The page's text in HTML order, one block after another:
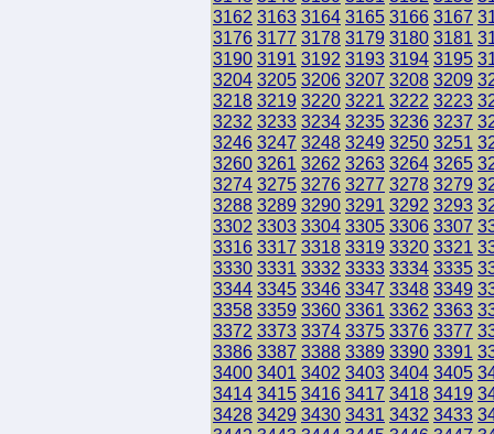
3162 3163 3164 3165 3166 3167
3176 3177 3178 3179 3180 3181
3190 3191 3192 3193 3194 3195
3204 3205 3206 3207 3208 3209
3218 3219 3220 3221 3222 3223
3232 3233 3234 3235 3236 3237
3246 3247 3248 3249 3250 3251
3260 3261 3262 3263 3264 3265
3274 3275 3276 3277 3278 3279
3288 3289 3290 3291 3292 3293
3302 3303 3304 3305 3306 3307
3316 3317 3318 3319 3320 3321
3330 3331 3332 3333 3334 3335
3344 3345 3346 3347 3348 3349
3358 3359 3360 3361 3362 3363
3372 3373 3374 3375 3376 3377
3386 3387 3388 3389 3390 3391
3400 3401 3402 3403 3404 3405
3414 3415 3416 3417 3418 3419
3428 3429 3430 3431 3432 3433